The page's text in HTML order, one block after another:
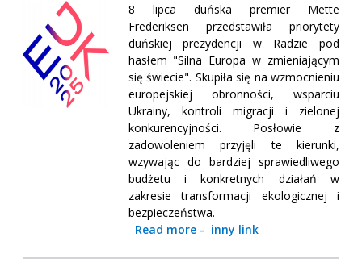
8 lipca duńska premier Mette
Frederiksen przedstawiła priorytety
duńskiej prezydencji w Radzie pod
hasłem "Silna Europa w zmieniającym
się świecie". Skupiła się na wzmocnieniu
europejskiej obronności, wsparciu
Ukrainy, kontroli migracji i zielonej
konkurencyjności. Posłowie z
zadowoleniem przyjęli te kierunki,
wzywając do bardziej sprawiedliwego
budżetu i konkretnych działań w
zakresie transformacji ekologicznej i
bezpieczeństwa.
Read more- inny link